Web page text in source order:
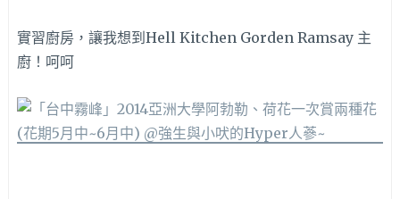
實習廚房，讓我想到Hell Kitchen Gorden Ramsay 主
廚！呵呵